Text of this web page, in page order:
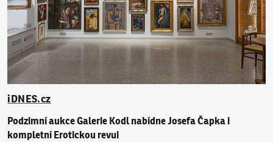
iDNES.cz
Podzimní aukce Galerie Kodl nabídne Josefa Čapka i
kompletní Erotickou revui